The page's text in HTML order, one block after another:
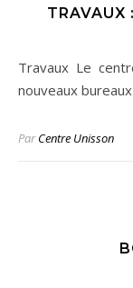
TRAVAUX
Travaux Le centre Unisson s’agrandit ! Prochainement,
nouveaux
ParCentre Unisson